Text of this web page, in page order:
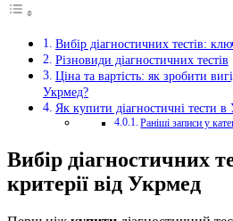
Вибір діагностичних тестів:
Різновиди діагностичних тестів
Ціна та вартість: як зробити
Укрмед?
Як купити діагностичні тести в
Раніші записи у
Вибір діагностичних
критерії від Укрмед